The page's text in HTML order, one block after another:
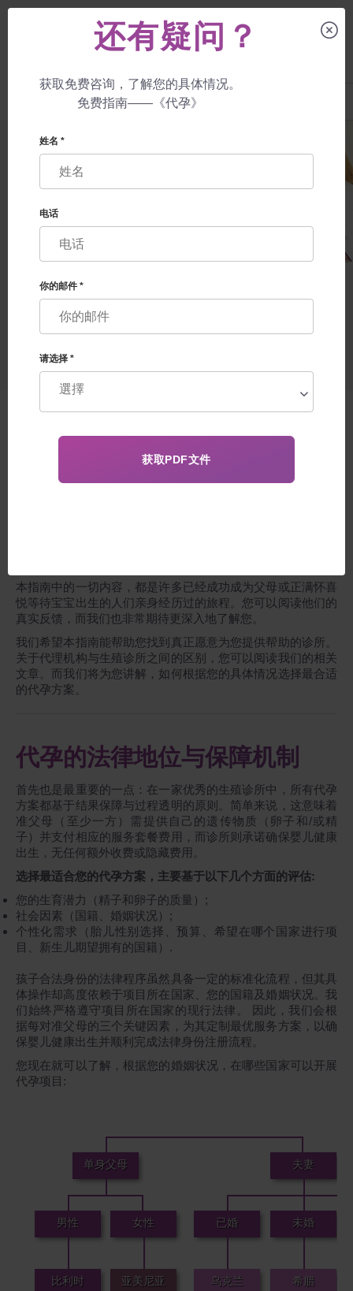
+38 057 760 48 29
为您量身定
制的代孕计
年至2025年，来自世界各地的成千上万名准父母向我
本指南中的一切内容，都是许多已经成功成为父母或正满怀喜
悦等待宝宝出生的人们亲身经历过的旅程。您可以阅读他们的
真实反馈，而我们也非常期待更深入地了解您。
我们希望本指南能帮助您找到真正愿意为您提供帮助的诊所。
关于代理机构与生殖诊所之间的区别，您可以阅读我们的相关
文章。而我们将为您讲解，如何根据您的具体情况选择最合适
的代孕方案。
代孕的法律地位与保障机制
首先也是最重要的一点：在一家优秀的生殖诊所中，所有代孕
方案都基于结果保障与过程透明的原则。简单来说，这意味着
准父母（至少一方）需提供自己的遗传物质（卵子和/或精
子）并支付相应的服务套餐费用，而诊所则承诺确保婴儿健康
出生，无任何额外收费或隐藏费用。
选择最适合您的代孕方案，主要基于以下几个方面的评估:
您的生育潜力（精子和卵子的质量）;
社会因素（国籍、婚姻状况）;
个性化需求（胎儿性别选择、预算、希望在哪个国家进行项
目、新生儿期望拥有的国籍）.
孩子合法身份的法律程序虽然具备一定的标准化流程，但其具
体操作却高度依赖于项目所在国家、您的国籍及婚姻状况。我
们始终严格遵守项目所在国家的现行法律。 因此，我们会根
据每对准父母的三个关键因素，为其定制最优服务方案，以确
保婴儿健康出生并顺利完成法律身份注册流程。
您现在就可以了解，根据您的婚姻状况，在哪些国家可以开展
代孕项目:
单身父母
男性
比利时
女性
亚美尼亚
夫妻
已婚
乌克兰
未婚
希腊
还有疑问？
获取免费咨询，了解您的具体情况。
免费指南——《代孕》
姓名 *
电话
你的邮件 *
请选择 *